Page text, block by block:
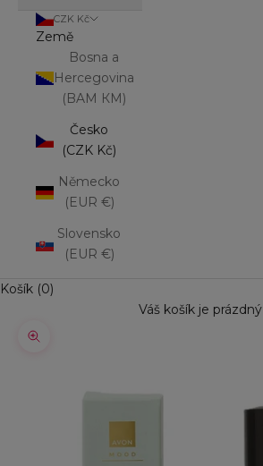
CZK Kč
Země
Bosna a
Hercegovina
(BAM КМ)
Česko
(CZK Kč)
Německo
(EUR €)
Slovensko
(EUR €)
Košík (0)
Váš košík je prázdný
Přiblížit